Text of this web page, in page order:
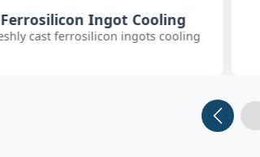
Customer Quality Check
International clients inspecting FeSi
inoculant